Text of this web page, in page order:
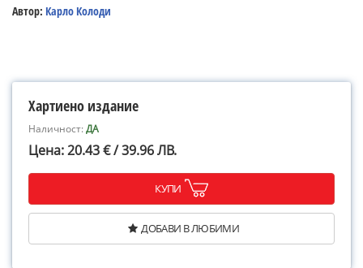
Автор: Карло Колоди
Хартиено издание
Наличност:ДА
Цена: 20.43 € / 39.96 ЛВ.
КУПИ
ДОБАВИ В ЛЮБИМИ